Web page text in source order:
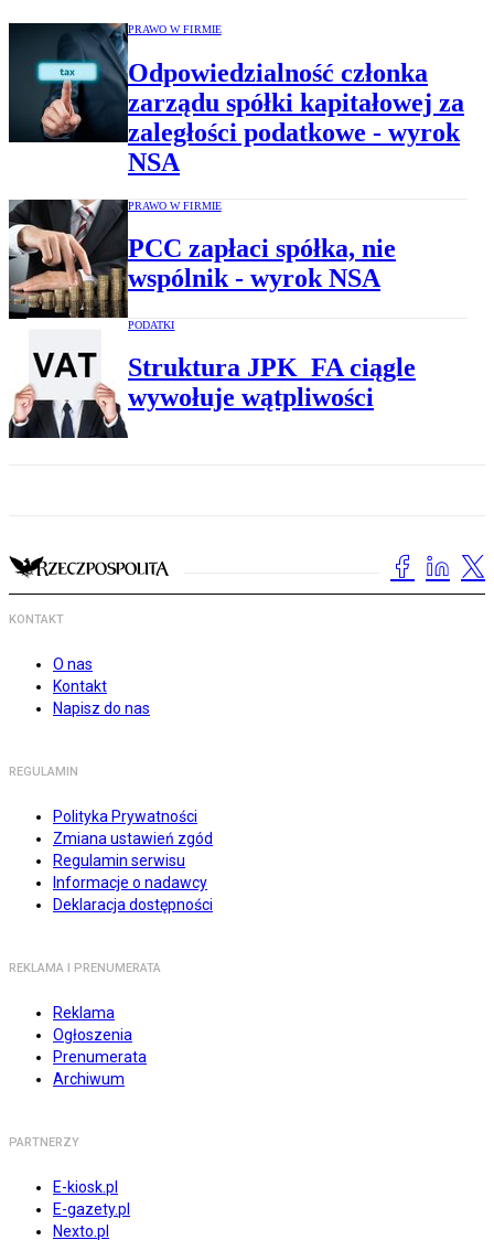
PRAWO W FIRMIE
Odpowiedzialność członka
zarządu spółki kapitałowej za
zaległości podatkowe - wyrok
NSA
PRAWO W FIRMIE
PCC zapłaci spółka, nie
wspólnik - wyrok NSA
PODATKI
Struktura JPK_FA ciągle
wywołuje wątpliwości
KONTAKT
O nas
Kontakt
Napisz do nas
REGULAMIN
Polityka Prywatności
Zmiana ustawień zgód
Regulamin serwisu
Informacje o nadawcy
Deklaracja dostępności
REKLAMA I PRENUMERATA
Reklama
Ogłoszenia
Prenumerata
Archiwum
PARTNERZY
E-kiosk.pl
E-gazety.pl
Nexto.pl